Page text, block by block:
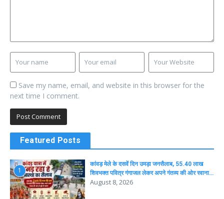
Save my name, email, and website in this browser for the
next time I comment.
Featured Posts
1
कांवड़ मेले के दसवें दिन उमड़ा जनसैलाब, 55.40 लाख
शिवभक्त पवित्र गंगाजल लेकर अपने गंतव्य की ओर रवाना…
August 8, 2026